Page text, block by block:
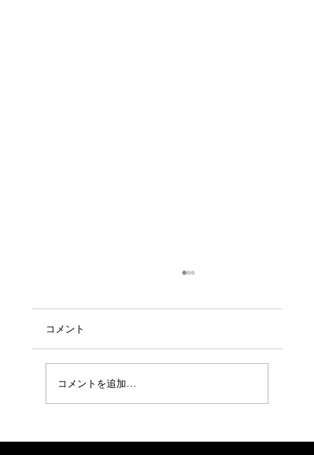
コメント
コメントを追加…